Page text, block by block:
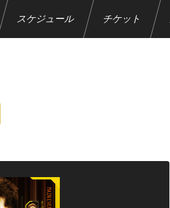
スケジュール チケット